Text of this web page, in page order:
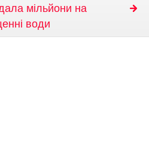
мільйони на
води